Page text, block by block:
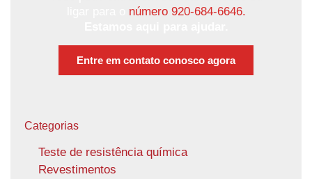
número 920-684-6646.
Entre em contato conosco agora
Categorias
Teste de resistência química
Revestimentos